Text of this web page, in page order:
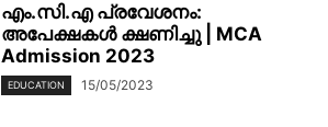
എം.സി.എ പ്രവേശനം:
അപേക്ഷകൾ ക്ഷണിച്ചു | MCA
Admission 2023
EDUCATION 15/05/2023